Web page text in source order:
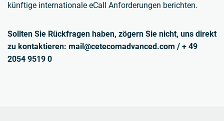
künftige internationale eCall Anforderungen berichten.
Sollten Sie Rückfragen haben, zögern Sie nicht, uns direkt
zu kontaktieren: mail@cetecomadvanced.com / + 49
2054 9519 0